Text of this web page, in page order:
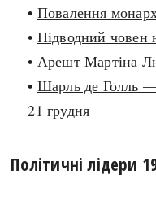
• Повалення
• Підводний човен
• Арешт Мартіна
• Шарль де Голль —
21 грудня
Політичні лідери